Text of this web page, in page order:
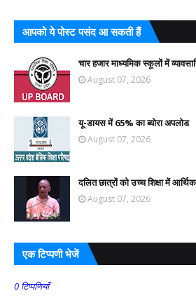
आपको ये पोस्ट पसंद आ सकती हैं
चार हजार माध्यमिक स्कूलों में
August 07, 2026
यू-डायस में 65% का ब्योरा अपलोड
August 07, 2026
दलित छात्रों को उच्च शिक्षा में
August 07, 2026
एक टिप्पणी भेजें
0 टिप्पणियाँ